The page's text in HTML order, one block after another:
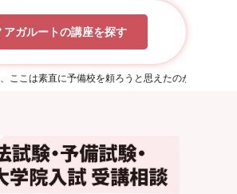
アガルートの講座を探す
ここは素直に予備校を頼ろうと思えたのが良かった